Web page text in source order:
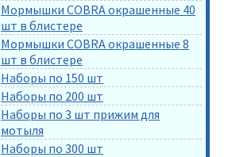
Мормышки COBRA окрашенные 40
шт в блистере
Мормышки COBRA окрашенные 8
шт в блистере
Наборы по 150 шт
Наборы по 200 шт
Наборы по 3 шт прижим для
мотыля
Наборы по 300 шт